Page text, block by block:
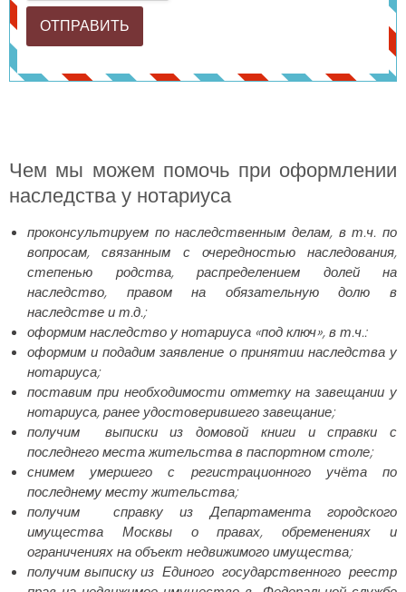
Чем мы можем помочь при оформлении
наследства у нотариуса
проконсультируем по наследственным делам, в т.ч. по
вопросам, связанным с очередностью наследования,
степенью родства, распределением долей на
наследство, правом на обязательную долю в
наследстве и т.д.;
оформим наследство у нотариуса «под ключ», в т.ч.:
оформим и подадим заявление о принятии наследства у
нотариуса;
поставим при необходимости отметку на завещании у
нотариуса, ранее удостоверившего завещание;
получим выписки из домовой книги и справки с
последнего места жительства в паспортном столе;
снимем умершего с регистрационного учёта по
последнему месту жительства;
получим справку из Департамента городского
имущества Москвы о правах, обременениях и
ограничениях на объект недвижимого имущества;
получим выписку из Единого государственного реестр